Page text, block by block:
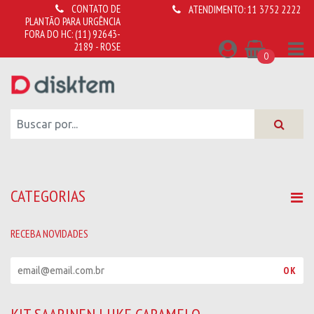
CONTATO DE
PLANTÃO PARA URGÊNCIA
FORA DO HC:(11) 92643-
2189 - ROSE
ATENDIMENTO:11 3752 2222
0
CATEGORIAS
RECEBA NOVIDADES
OK